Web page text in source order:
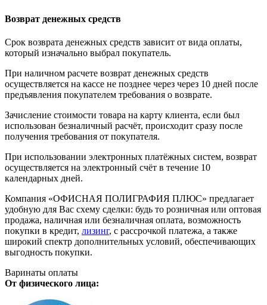
Возврат денежных средств
Срок возврата денежных средств зависит от вида оплаты,
который изначально выбрал покупатель.
При наличном расчете возврат денежных средств
осуществляется на кассе не позднее через через 10 дней после
предъявления покупателем требования о возврате.
Зачисление стоимости товара на карту клиента, если был
использован безналичный расчёт, происходит сразу после
получения требования от покупателя.
При использовании электронных платёжных систем, возврат
осуществляется на электронный счёт в течение 10
календарных дней.
Компания «ОФИСНАЯ ПОЛИГРАФИЯ ПЛЮС» предлагает
удобную для Вас схему сделки: будь то розничная или оптовая
продажа, наличная или безналичная оплата, возможность
покупки в кредит, лизинг, с рассрочкой платежа, а также
широкий спектр дополнительных условий, обеспечивающих
выгодность покупки.
Варинаты оплаты
От физического лица: